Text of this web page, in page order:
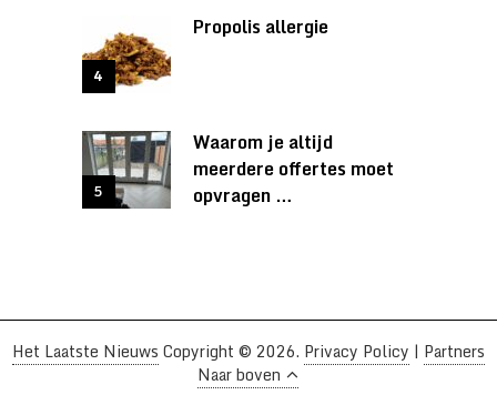
Propolis allergie
Waarom je altijd
meerdere offertes moet
opvragen …
Het Laatste Nieuws Copyright © 2026. Privacy Policy | Partners
Naar boven